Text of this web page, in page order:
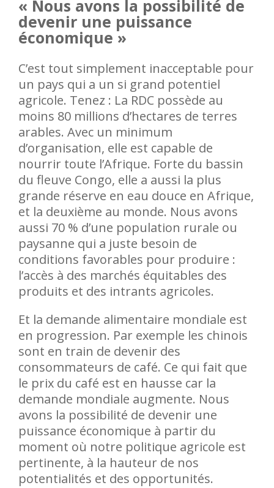
« Nous avons la possibilité de
devenir une puissance
économique »
C’est tout simplement inacceptable pour
un pays qui a un si grand potentiel
agricole. Tenez : La RDC possède au
moins 80 millions d’hectares de terres
arables. Avec un minimum
d’organisation, elle est capable de
nourrir toute l’Afrique. Forte du bassin
du fleuve Congo, elle a aussi la plus
grande réserve en eau douce en Afrique,
et la deuxième au monde. Nous avons
aussi 70 % d’une population rurale ou
paysanne qui a juste besoin de
conditions favorables pour produire :
l’accès à des marchés équitables des
produits et des intrants agricoles.
Et la demande alimentaire mondiale est
en progression. Par exemple les chinois
sont en train de devenir des
consommateurs de café. Ce qui fait que
le prix du café est en hausse car la
demande mondiale augmente. Nous
avons la possibilité de devenir une
puissance économique à partir du
moment où notre politique agricole est
pertinente, à la hauteur de nos
potentialités et des opportunités.